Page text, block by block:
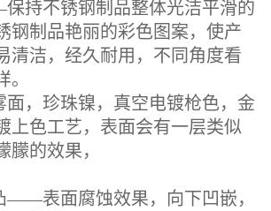
不锈钢制品整体光洁平滑的
钢制品艳丽的彩色图案，使产
清洁，经久耐用，不同角度看
，珍珠镍，真空电镀枪色，金
色工艺，表面会有一层类似
朦的效果，
表面腐蚀效果，向下凹嵌，